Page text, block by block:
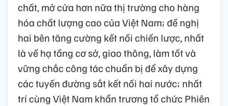
chất, mở cửa hơn nữa thị trường cho hàng
hóa chất lượng cao của Việt Nam; đề nghị
hai bên tăng cường kết nối chiến lược, nhất
là về hạ tầng cơ sở, giao thông, làm tốt và
vững chắc công tác chuẩn bị để xây dựng
các tuyến đường sắt kết nối hai nước; nhất
trí cùng Việt Nam khẩn trương tổ chức Phiên